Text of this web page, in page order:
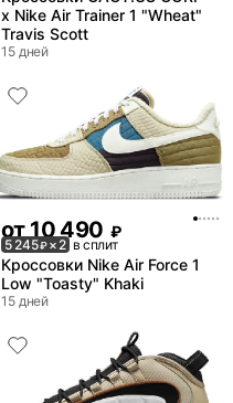
x Nike Air Trainer 1 "Wheat"
Travis Scott
15 дней
от 10 490 ₽
5 245₽× 2 в сплит
Кроссовки Nike Air Force 1
Low "Toasty" Khaki
15 дней